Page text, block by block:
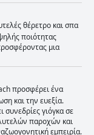
θέρετρο και σπα
ποιότητας
μια
προσφέρει ένα
και την ευεξία.
συνεδρίες γιόγκα σε
παροχών και
εμπειρία.